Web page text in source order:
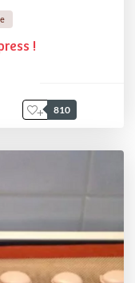
!
810